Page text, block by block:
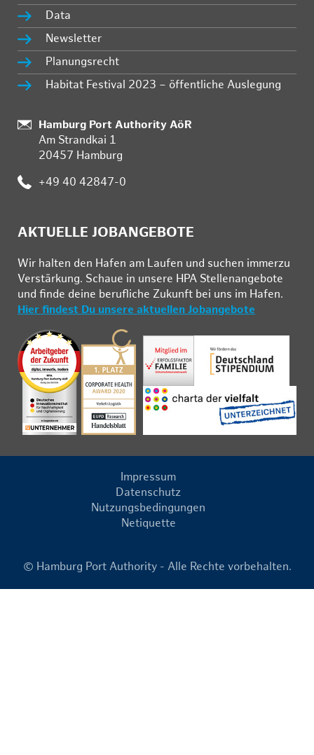
Data
Newsletter
Planungsrecht
Habitat Festival 2023 – öffentliche Auslegung
Standort:
Hamburg Port Authority AöR
Am Strandkai 1
20457 Hamburg
Telefon:
+49 40 42847-0
AKTUELLE JOBANGEBOTE
Wir hal­ten den Ha­fen am Lau­fen und su­chen im­mer­zu
Ver­stär­kung. Schau­e in un­se­re HPA Stel­len­an­ge­bo­te
und fin­de deine be­ruf­li­che Zu­kunft bei uns im Ha­fen.
Hier findest Du unsere aktuellen Jobangebote
Impressum
Datenschutz
Nutzungsbedingungen
Netiquette
© Hamburg Port Authority - Alle Rechte vorbehalten.